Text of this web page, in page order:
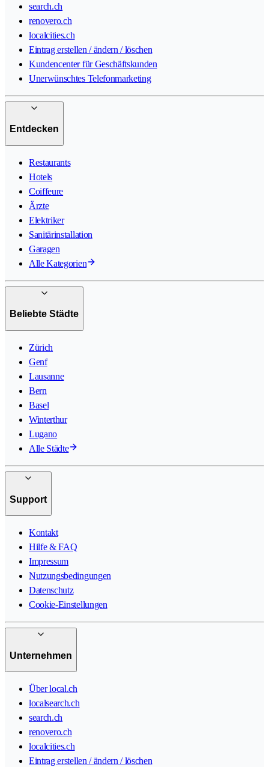
search.ch
renovero.ch
localcities.ch
Eintrag erstellen / ändern / löschen
Kundencenter für Geschäftskunden
Unerwünschtes Telefonmarketing
Entdecken
Restaurants
Hotels
Coiffeure
Ärzte
Elektriker
Sanitärinstallation
Garagen
Alle Kategorien
Beliebte Städte
Zürich
Genf
Lausanne
Bern
Basel
Winterthur
Lugano
Alle Städte
Support
Kontakt
Hilfe & FAQ
Impressum
Nutzungsbedingungen
Datenschutz
Cookie-Einstellungen
Unternehmen
Über local.ch
localsearch.ch
search.ch
renovero.ch
localcities.ch
Eintrag erstellen / ändern / löschen